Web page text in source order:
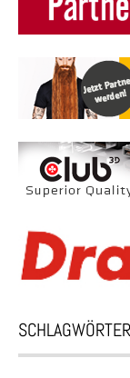
SCHLAGWÖRTER